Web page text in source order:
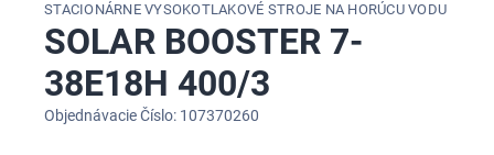
STACIONÁRNE VYSOKOTLAKOVÉ STROJE NA HORÚCU VODU
SOLAR BOOSTER 7-
38E18H 400/3
Objednávacie Číslo: 107370260